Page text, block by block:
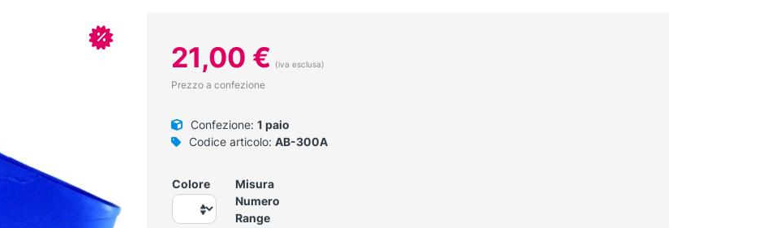
In offerta!
21,00 € (iva esclusa)
Prezzo a confezione
Confezione: 1 paio
Codice articolo: AB-300A
Colore
Misura
Numero
Range